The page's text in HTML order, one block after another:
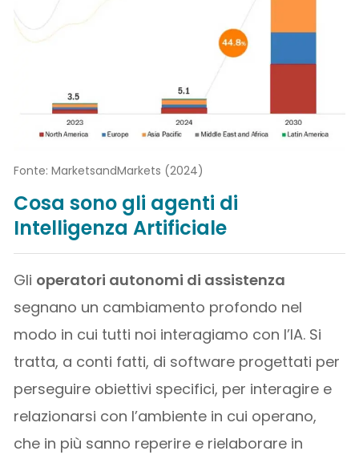
Fonte: MarketsandMarkets (2024)
Cosa sono gli agenti di
Intelligenza Artificiale
Gli operatori autonomi di assistenza
segnano un cambiamento profondo nel
modo in cui tutti noi interagiamo con l’IA. Si
tratta, a conti fatti, di software progettati per
perseguire obiettivi specifici, per interagire e
relazionarsi con l’ambiente in cui operano,
che in più sanno reperire e rielaborare in